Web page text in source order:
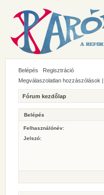
Belépés
Regisztráció
Megválaszolatlan hozzászólások |
Fórum kezdőlap
Belépés
Felhasználónév:
Jelszó: